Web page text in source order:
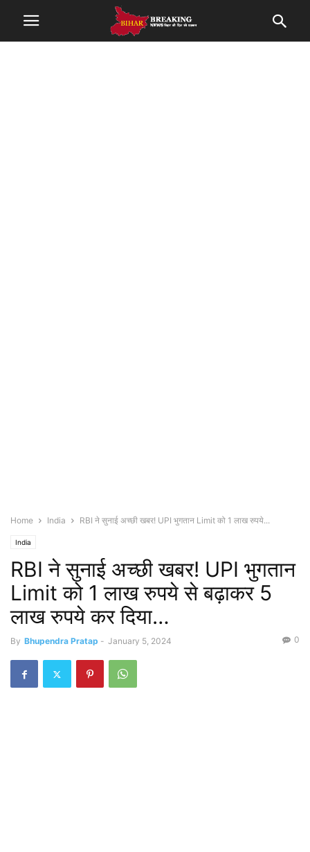
Home India RBI ने सुनाई अच्छी खबर! UPI भुगतान Limit को 1 लाख रुपये...
India
RBI ने सुनाई अच्छी खबर! UPI भुगतान
Limit को 1 लाख रुपये से बढ़ाकर 5
लाख रुपये कर दिया…
By Bhupendra Pratap - January 5, 2024 0